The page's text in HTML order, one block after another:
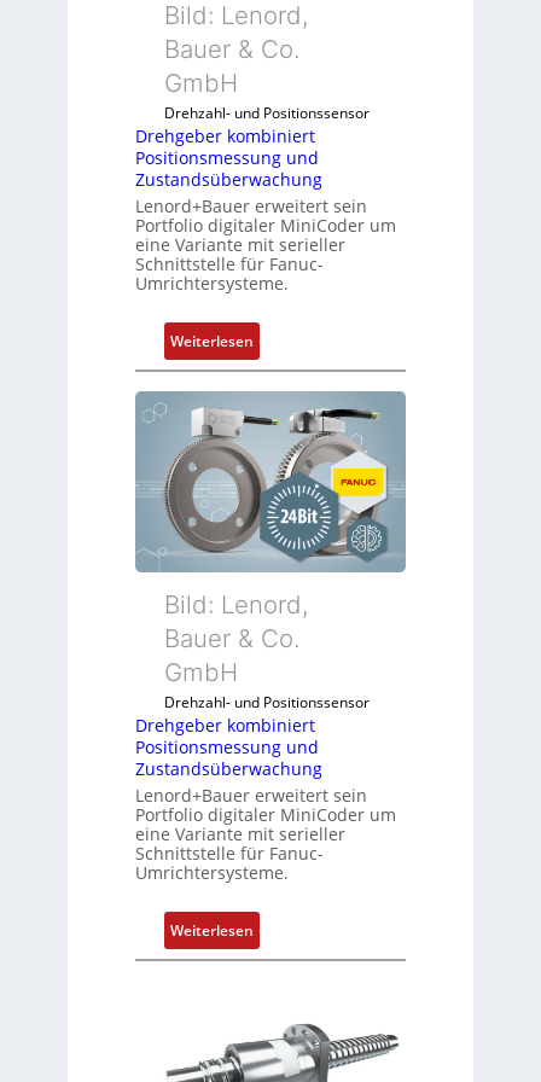
Bild: Lenord,
Bauer & Co.
GmbH
Drehzahl- und Positionssensor
Drehgeber kombiniert
Positionsmessung und
Zustandsüberwachung
Lenord+Bauer erweitert sein
Portfolio digitaler MiniCoder um
eine Variante mit serieller
Schnittstelle für Fanuc-
Umrichtersysteme.
Weiterlesen:
D
r
e
g
e
b
e
r
o
m
n
i
e
r
t
P
o
t
s
m
Bild: Lenord,
Bauer & Co.
GmbH
Drehzahl- und Positionssensor
Drehgeber kombiniert
Positionsmessung und
Zustandsüberwachung
Lenord+Bauer erweitert sein
Portfolio digitaler MiniCoder um
eine Variante mit serieller
Schnittstelle für Fanuc-
Umrichtersysteme.
Weiterlesen:
D
g